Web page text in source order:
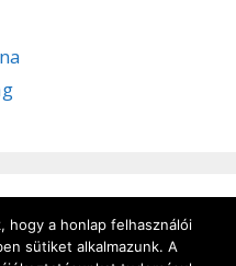
/Impresszum
hogy a honlap felhasználói
sütiket alkalmazunk. A